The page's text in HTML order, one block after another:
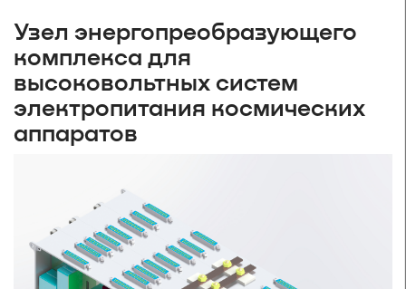
Узел энергопреобразующего
комплекса для
высоковольтных систем
электропитания космических
аппаратов